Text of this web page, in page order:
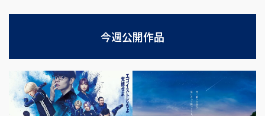
今週公開作品